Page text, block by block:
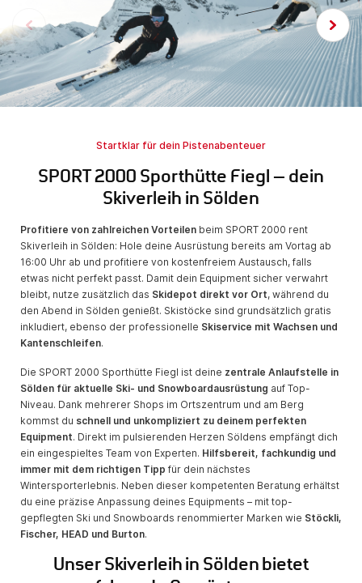
Startklar für dein Pistenabenteuer
SPORT 2000 Sporthütte Fiegl – dein
Skiverleih in Sölden
Profitiere von zahlreichen Vorteilen beim SPORT 2000 rent
Skiverleih in Sölden: Hole deine Ausrüstung bereits am Vortag ab
16:00 Uhr ab und profitiere von kostenfreiem Austausch, falls
etwas nicht perfekt passt. Damit dein Equipment sicher verwahrt
bleibt, nutze zusätzlich das Skidepot direkt vor Ort, während du
den Abend in Sölden genießt. Skistöcke sind grundsätzlich gratis
inkludiert, ebenso der professionelle Skiservice mit Wachsen und
Kantenschleifen.
Die SPORT 2000 Sporthütte Fiegl ist deine zentrale Anlaufstelle in
Sölden für aktuelle Ski- und Snowboardausrüstung auf Top-
Niveau. Dank mehrerer Shops im Ortszentrum und am Berg
kommst du schnell und unkompliziert zu deinem perfekten
Equipment. Direkt im pulsierenden Herzen Söldens empfängt dich
ein eingespieltes Team von Experten. Hilfsbereit, fachkundig und
immer mit dem richtigen Tipp für dein nächstes
Wintersporterlebnis. Neben dieser kompetenten Beratung erhältst
du eine präzise Anpassung deines Equipments – mit top-
gepflegten Ski und Snowboards renommierter Marken wie Stöckli,
Fischer, HEAD und Burton.
Unser Skiverleih in Sölden bietet